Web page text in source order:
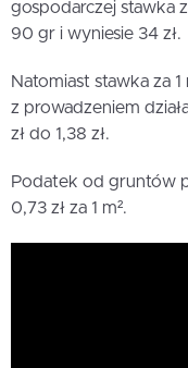
gospodarczej stawka
90 gr i wyniesie 34 zł.
Natomiast stawka za
z prowadzeniem
zł do 1,38 zł.
Podatek od gruntów
0,73 zł za 1 m².